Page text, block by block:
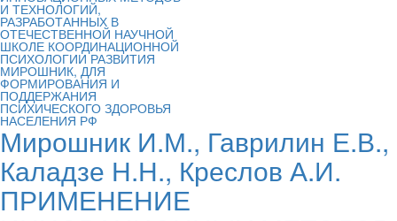
Мирошник И.М., Гаврилин Е.В.,
Каладзе Н.Н., Креслов А.И.
ПРИМЕНЕНИЕ